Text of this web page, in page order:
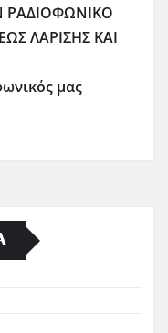
ΛΑΡΙΣΗΣ ΚΑΙ
μας